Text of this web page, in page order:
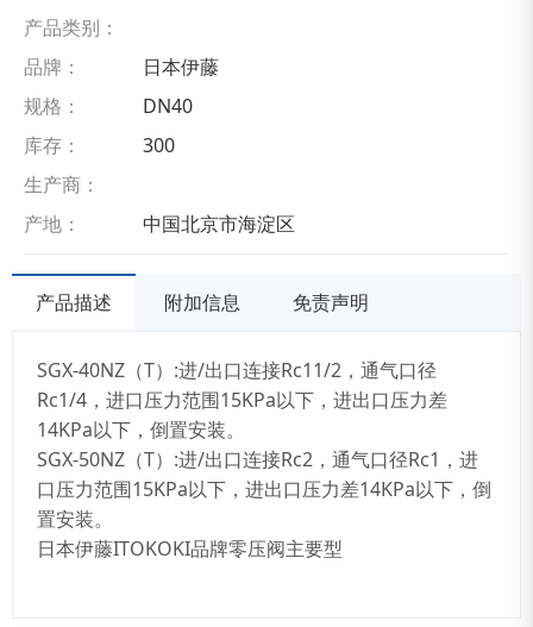
产品类别：
品牌：
日本伊藤
规格：
DN40
库存：
300
生产商：
产地：
中国北京市海淀区
产品描述 附加信息 免责声明
SGX-40NZ（T）:进/出口连接Rc11/2，通气口径
Rc1/4，进口压力范围15KPa以下，进出口压力差
14KPa以下，倒置安装。
SGX-50NZ（T）:进/出口连接Rc2，通气口径Rc1，进
口压力范围15KPa以下，进出口压力差14KPa以下，倒
置安装。
日本伊藤ITOKOKI品牌零压阀主要型